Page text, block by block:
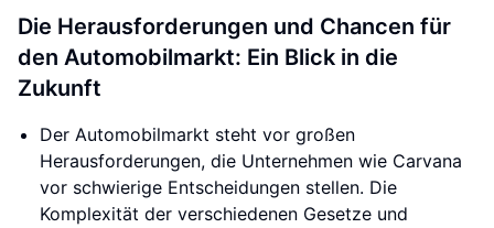
Die Herausforderungen und Chancen für
den Automobilmarkt: Ein Blick in die
Zukunft
Der Automobilmarkt steht vor großen
Herausforderungen, die Unternehmen wie Carvana
vor schwierige Entscheidungen stellen. Die
Komplexität der verschiedenen Gesetze und